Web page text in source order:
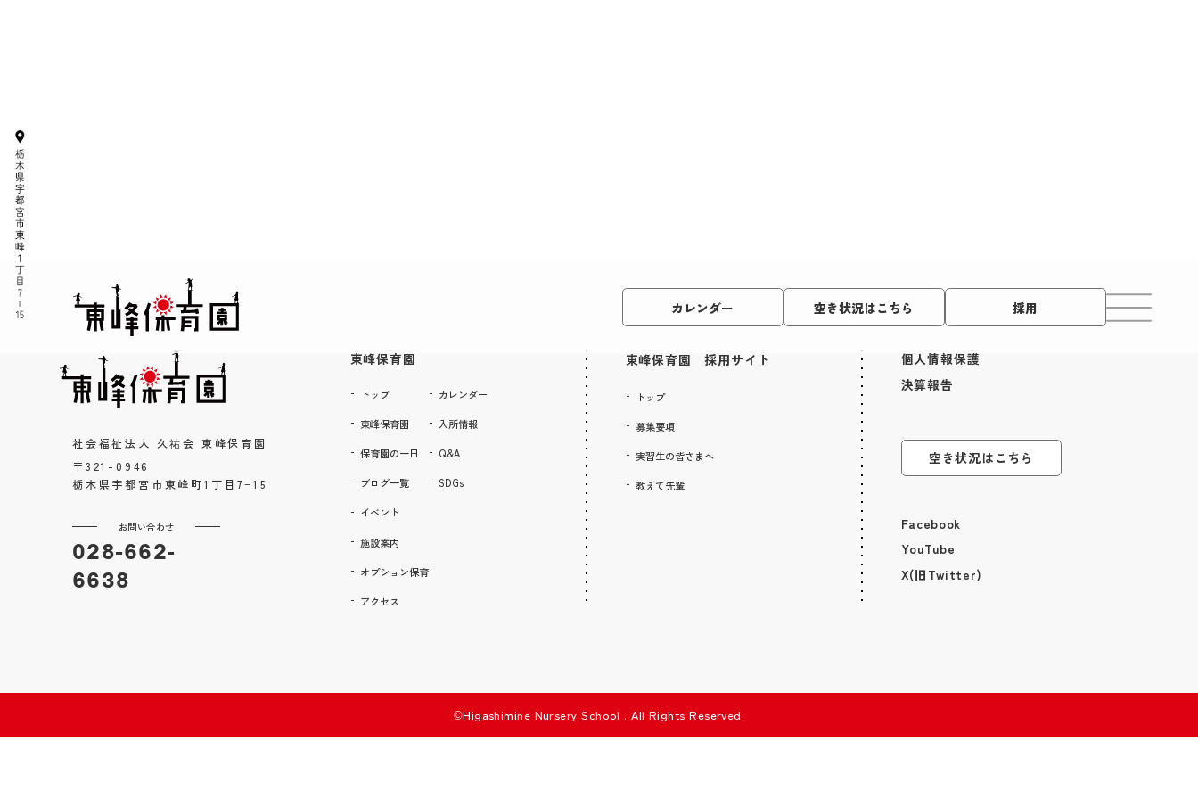
カレンダー 空き状況はこちら 採用
社会福祉法人 久祐会 東峰保育園
〒321-0946
栃木県宇都宮市東峰町1丁目7−15
お問い合わせ
028-662-
6638
東峰保育園
トップ
東峰保育園
保育園の一日
ブログ一覧
イベント
施設案内
オプション保育
アクセス
カレンダー
入所情報
Q&A
SDGs
東峰保育園 採用サイト
トップ
募集要項
実習生の皆さまへ
教えて先輩
個人情報保護
決算報告
空き状況はこちら
Facebook
YouTube
X(旧Twitter)
©Higashimine Nursery School . All Rights Reserved.